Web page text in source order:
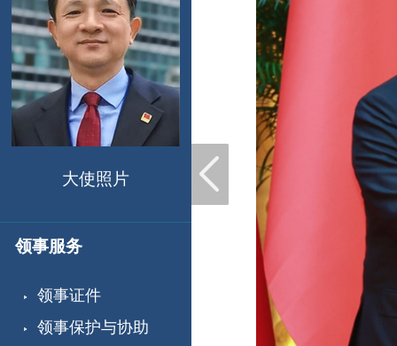
大使照片
领事服务
领事证件
领事保护与协助